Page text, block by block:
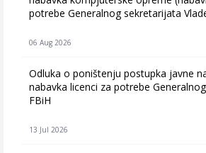
potrebe Generalnog sekretarijata
06 Aug 2026
Odluka o poništenju postupka javne
nabavka licenci za potrebe
FBiH
13 Jul 2026